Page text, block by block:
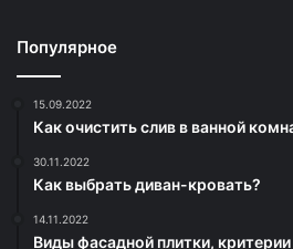
Популярное
15.09.2022
Как очистить слив в ванной
30.11.2022
Как выбрать диван-кровать?
14.11.2022
Виды фасадной плитки,